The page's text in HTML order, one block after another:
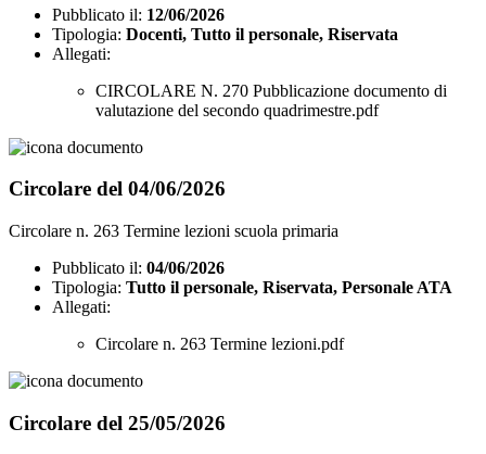
Pubblicato il: 12/06/2026
Tipologia: Docenti, Tutto il personale, Riservata
Allegati:
CIRCOLARE N. 270 Pubblicazione documento di
valutazione del secondo quadrimestre.pdf
Circolare del 04/06/2026
Circolare n. 263 Termine lezioni scuola primaria
Pubblicato il: 04/06/2026
Tipologia: Tutto il personale, Riservata, Personale ATA
Allegati:
Circolare n. 263 Termine lezioni.pdf
Circolare del 25/05/2026